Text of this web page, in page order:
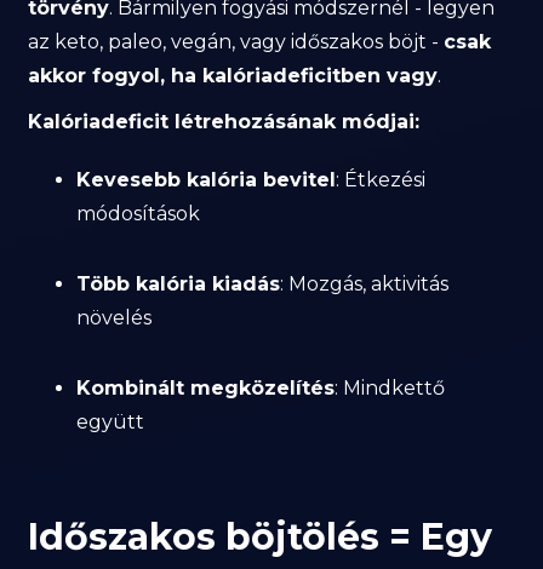
törvény. Bármilyen fogyási módszernél - legyen
az keto, paleo, vegán, vagy időszakos böjt - csak
akkor fogyol, ha kalóriadeficitben vagy.
Kalóriadeficit létrehozásának módjai:
Kevesebb kalória bevitel: Étkezési
módosítások
Több kalória kiadás: Mozgás, aktivitás
növelés
Kombinált megközelítés: Mindkettő
együtt
Időszakos böjtölés = Egy